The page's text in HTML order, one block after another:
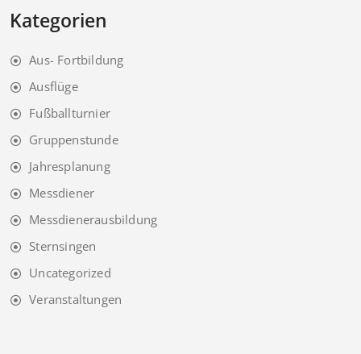
Kategorien
Aus- Fortbildung
Ausflüge
Fußballturnier
Gruppenstunde
Jahresplanung
Messdiener
Messdienerausbildung
Sternsingen
Uncategorized
Veranstaltungen